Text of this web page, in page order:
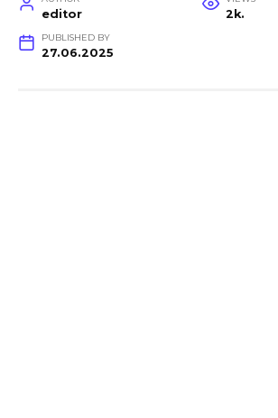
editor 2k.
PUBLISHED BY
27.06.2025